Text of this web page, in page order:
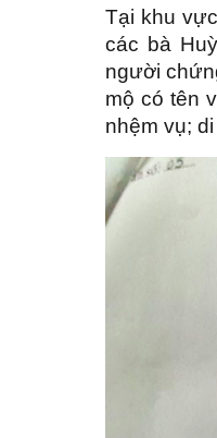
Tại khu
các bà
người
mộ có tên
nhệm vụ;